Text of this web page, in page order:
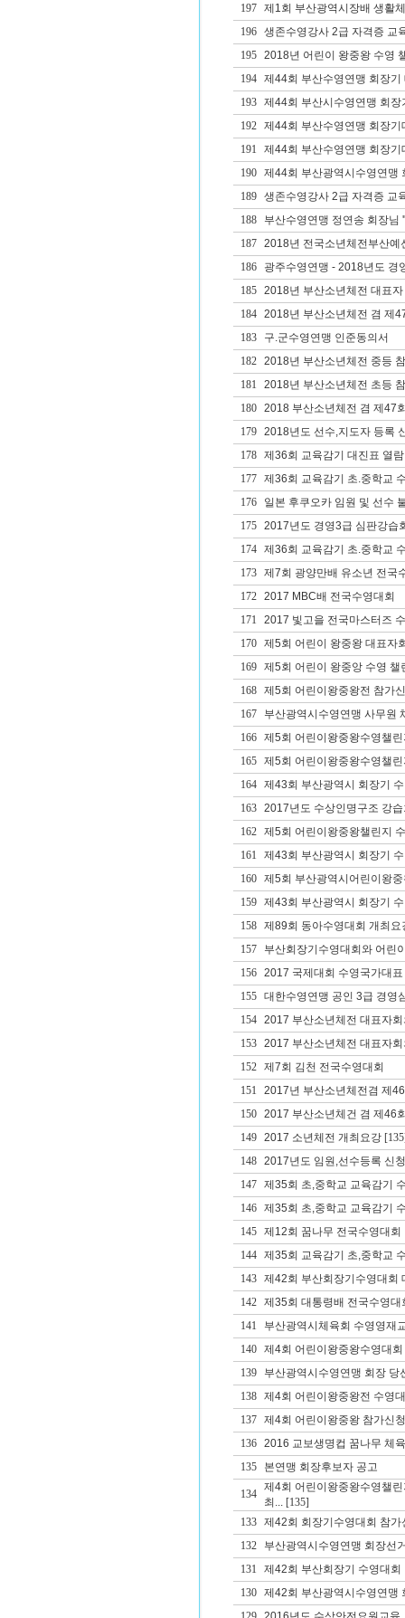
197
제1회 부산광역시장배 생활
196
생존수영강사 2급 자격증 교
195
2018년 어린이 왕중왕 수영
194
제44회 부산수영연맹 회장기
193
제44회 부산시수영연맹 회
192
제44회 부산수영연맹 회장기
191
제44회 부산수영연맹 회장
190
제44회 부산광역시수영연맹
189
생존수영강사 2급 자격증 교
188
부산수영연맹 정연송 회장님
187
2018년 전국소년체전부산예
186
광주수영연맹 - 2018년도 경
185
2018년 부산소년체전 대표
184
2018년 부산소년체전 겸 제
183
구.군수영연맹 인준동의서
182
2018년 부산소년체전 중등
181
2018년 부산소년체전 초등
180
2018 부산소년체전 겸 제47
179
2018년도 선수,지도자 등록
178
제36회 교육감기 대진표 열람
177
제36회 교육감기 초.중학교
176
일본 후쿠오카 임원 및 선수
175
2017년도 경영3급 심판강습
174
제36회 교육감기 초.중학교
173
제7회 광양만배 유소년 전국
172
2017 MBC배 전국수영대회
171
2017 빛고을 전국마스터즈
170
제5회 어린이 왕중왕 대표자
169
제5회 어린이 왕중앙 수영 챌
168
제5회 어린이왕중왕전 참가
167
부산광역시수영연맹 사무원
166
제5회 어린이왕중왕수영챌
165
제5회 어린이왕중왕수영챌
164
제43회 부산광역시 회장기
163
2017년도 수상인명구조 강
162
제5회 어린이왕중왕챌린지
161
제43회 부산광역시 회장기
160
제5회 부산광역시어린이왕
159
제43회 부산광역시 회장기
158
제89회 동아수영대회 개최요
157
부산회장기수영대회와 어린
156
2017 국제대회 수영국가대
155
대한수영연맹 공인 3급 경영
154
2017 부산소년체전 대표자
153
2017 부산소년체전 대표자회
152
제7회 김천 전국수영대회
151
2017년 부산소년체전겸 제
150
2017 부산소년체건 겸 제46
149
2017 소년체전 개최요강
148
2017년도 임원,선수등록 신
147
제35회 초,중학교 교육감기
146
제35회 초,중학교 교육감기
145
제12회 꿈나무 전국수영대회
144
제35회 교육감기 초,중학교
143
제42회 부산회장기수영대회
142
제35회 대통령배 전국수영대
141
부산광역시체육회 수영영재
140
제4회 어린이왕중왕수영대
139
부산광역시수영연맹 회장 당
138
제4회 어린이왕중왕전 수영
137
제4회 어린이왕중왕 참가신
136
2016 교보생명컵 꿈나무 체
135
본연맹 회장후보자 공고
134
제4회 어린이왕중왕수영챌
최...[135]
133
제42회 회장기수영대회 참가
132
부산광역시수영연맹 회장선
131
제42회 부산회장기 수영대회
130
제42회 부산광역시수영연맹